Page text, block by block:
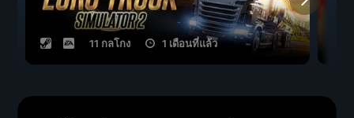
11 กลโกง 1 เดือนที่แล้ว